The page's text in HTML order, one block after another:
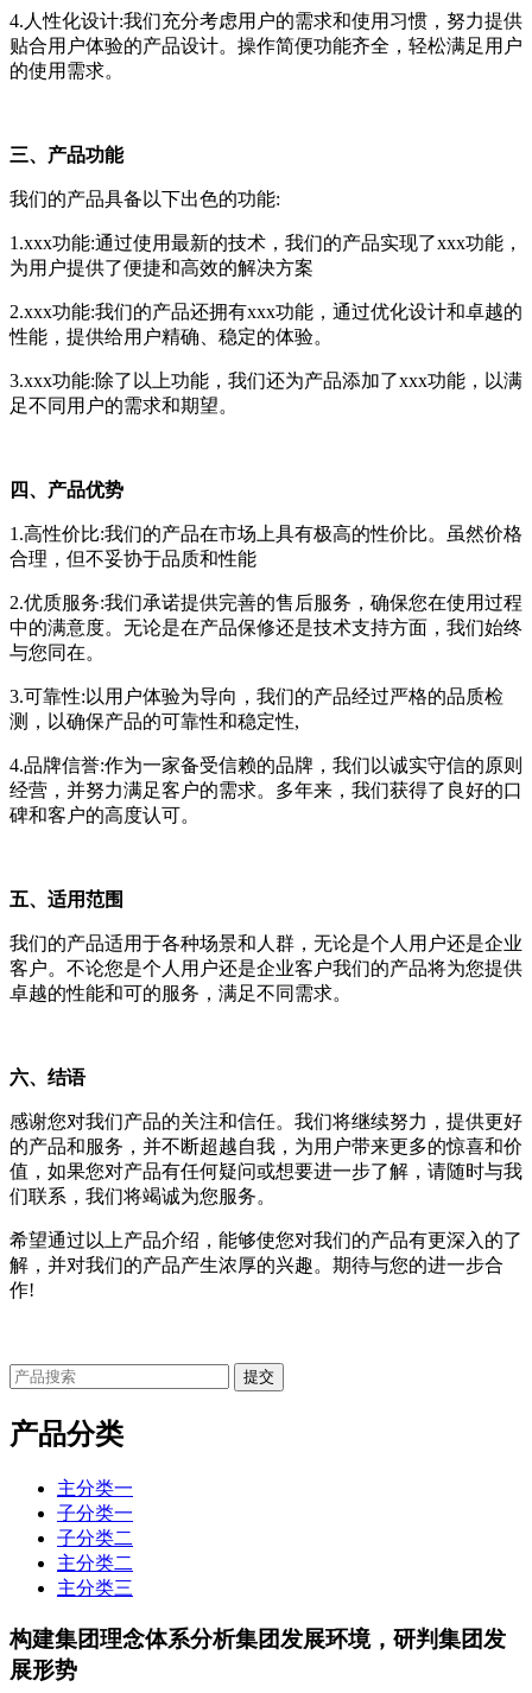
4.人性化设计:我们充分考虑用户的需求和使用习惯，努力提供
贴合用户体验的产品设计。操作简便功能齐全，轻松满足用户
的使用需求。
三、产品功能
我们的产品具备以下出色的功能:
1.xxx功能:通过使用最新的技术，我们的产品实现了xxx功能，
为用户提供了便捷和高效的解决方案
2.xxx功能:我们的产品还拥有xxx功能，通过优化设计和卓越的
性能，提供给用户精确、稳定的体验。
3.xxx功能:除了以上功能，我们还为产品添加了xxx功能，以满
足不同用户的需求和期望。
四、产品优势
1.高性价比:我们的产品在市场上具有极高的性价比。虽然价格
合理，但不妥协于品质和性能
2.优质服务:我们承诺提供完善的售后服务，确保您在使用过程
中的满意度。无论是在产品保修还是技术支持方面，我们始终
与您同在。
3.可靠性:以用户体验为导向，我们的产品经过严格的品质检
测，以确保产品的可靠性和稳定性,
4.品牌信誉:作为一家备受信赖的品牌，我们以诚实守信的原则
经营，并努力满足客户的需求。多年来，我们获得了良好的口
碑和客户的高度认可。
五、适用范围
我们的产品适用于各种场景和人群，无论是个人用户还是企业
客户。不论您是个人用户还是企业客户我们的产品将为您提供
卓越的性能和可的服务，满足不同需求。
六、结语
感谢您对我们产品的关注和信任。我们将继续努力，提供更好
的产品和服务，并不断超越自我，为用户带来更多的惊喜和价
值，如果您对产品有任何疑问或想要进一步了解，请随时与我
们联系，我们将竭诚为您服务。
希望通过以上产品介绍，能够使您对我们的产品有更深入的了
解，并对我们的产品产生浓厚的兴趣。期待与您的进一步合
作!
产品分类
主分类一
子分类一
子分类二
主分类二
主分类三
构建集团理念体系分析集团发展环境，研判集团发
展形势